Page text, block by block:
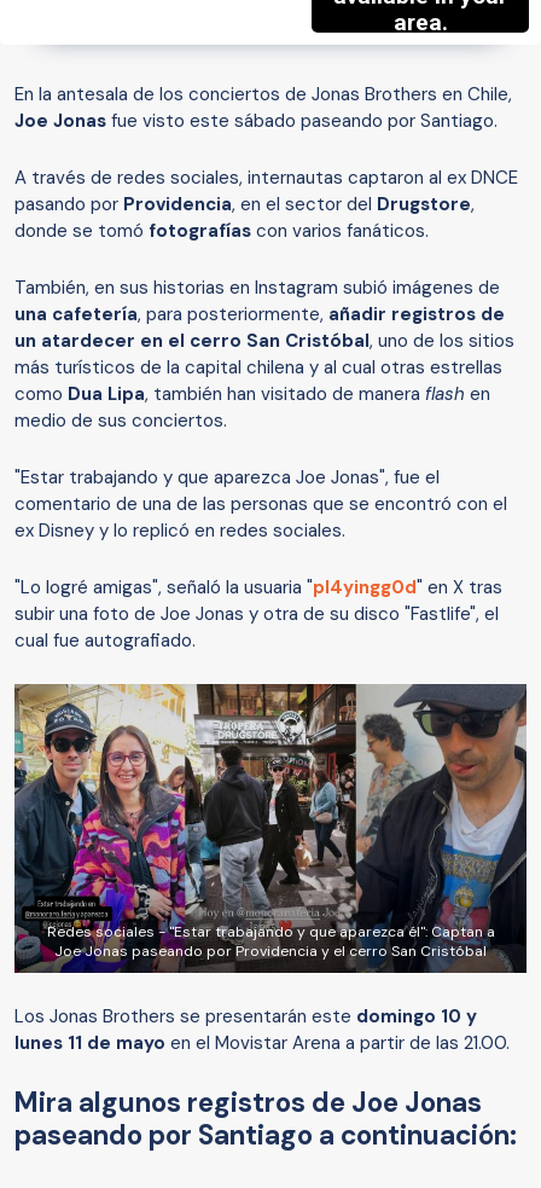
En la antesala de los conciertos de Jonas Brothers en Chile,
Joe Jonas fue visto este sábado paseando por Santiago.
A través de redes sociales, internautas captaron al ex DNCE
pasando por Providencia, en el sector del Drugstore,
donde se tomó fotografías con varios fanáticos.
También, en sus historias en Instagram subió imágenes de
una cafetería, para posteriormente, añadir registros de
un atardecer en el cerro San Cristóbal, uno de los sitios
más turísticos de la capital chilena y al cual otras estrellas
como Dua Lipa, también han visitado de manera flash en
medio de sus conciertos.
"Estar trabajando y que aparezca Joe Jonas", fue el
comentario de una de las personas que se encontró con el
ex Disney y lo replicó en redes sociales.
"Lo logré amigas", señaló la usuaria "pl4yingg0d" en X tras
subir una foto de Joe Jonas y otra de su disco "Fastlife", el
cual fue autografiado.
Redes sociales - "Estar trabajando y que aparezca él": Captan a
Joe Jonas paseando por Providencia y el cerro San Cristóbal
Los Jonas Brothers se presentarán este domingo 10 y
lunes 11 de mayo en el Movistar Arena a partir de las 21.00.
Mira algunos registros de Joe Jonas
paseando por Santiago a continuación: